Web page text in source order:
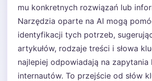
mu konkretnych rozwiązań lub
Narzędzia oparte na AI mogą
identyfikacji tych potrzeb,
artykułów, rodzaje treści i słowa
najlepiej odpowiadają na zapytania
internautów. To przejście od słów